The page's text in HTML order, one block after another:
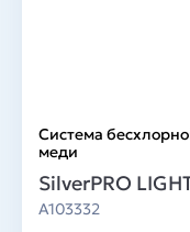
Система
меди
SilverPRO
A103332